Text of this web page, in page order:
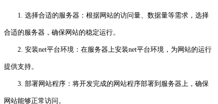
1. 选择合适的服务器：根据网站的访问量、数据量等需求，选择
合适的服务器，确保网站的稳定运行。
2. 安装net平台环境：在服务器上安装net平台环境，为网站的运行
提供支持。
3. 部署网站程序：将开发完成的网站程序部署到服务器上，确保
网站能够正常访问。